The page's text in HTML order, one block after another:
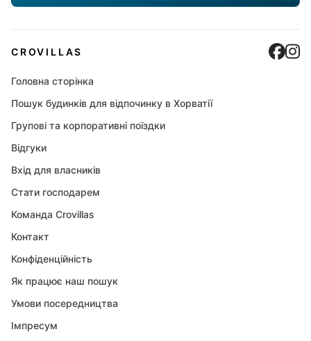
CROVILLAS
Головна сторінка
Пошук будинків для відпочинку в Хорватії
Групові та корпоративні поїздки
Відгуки
Вхід для власників
Стати господарем
Команда Crovillas
Контакт
Конфіденційність
Як працює наш пошук
Умови посередництва
Імпресум